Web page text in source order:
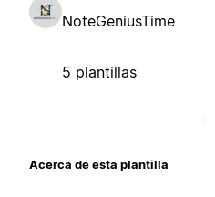
NoteGeniusTime
5 plantillas
Acerca de esta plantilla